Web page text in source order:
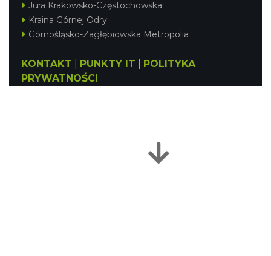
Jura Krakowsko-Częstochowska
Kraina Górnej Odry
Górnośląsko-Zagłębiowska Metropolia
KONTAKT PUNKTY IT
POLITYKA
PRYWATNOŚCI